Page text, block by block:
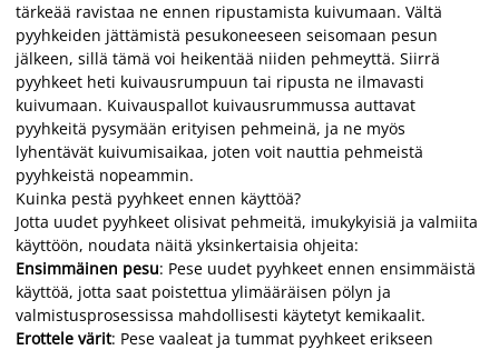
tärkeää ravistaa ne ennen ripustamista kuivumaan. Vältä
pyyhkeiden jättämistä pesukoneeseen seisomaan pesun
jälkeen, sillä tämä voi heikentää niiden pehmeyttä. Siirrä
pyyhkeet heti kuivausrumpuun tai ripusta ne ilmavasti
kuivumaan. Kuivauspallot kuivausrummussa auttavat
pyyhkeitä pysymään erityisen pehmeinä, ja ne myös
lyhentävät kuivumisaikaa, joten voit nauttia pehmeistä
pyyhkeistä nopeammin.
Kuinka pestä pyyhkeet ennen käyttöä?
Jotta uudet pyyhkeet olisivat pehmeitä, imukykyisiä ja valmiita
käyttöön, noudata näitä yksinkertaisia ohjeita:
Ensimmäinen pesu: Pese uudet pyyhkeet ennen ensimmäistä
käyttöä, jotta saat poistettua ylimääräisen pölyn ja
valmistusprosessissa mahdollisesti käytetyt kemikaalit.
Erottele värit: Pese vaaleat ja tummat pyyhkeet erikseen